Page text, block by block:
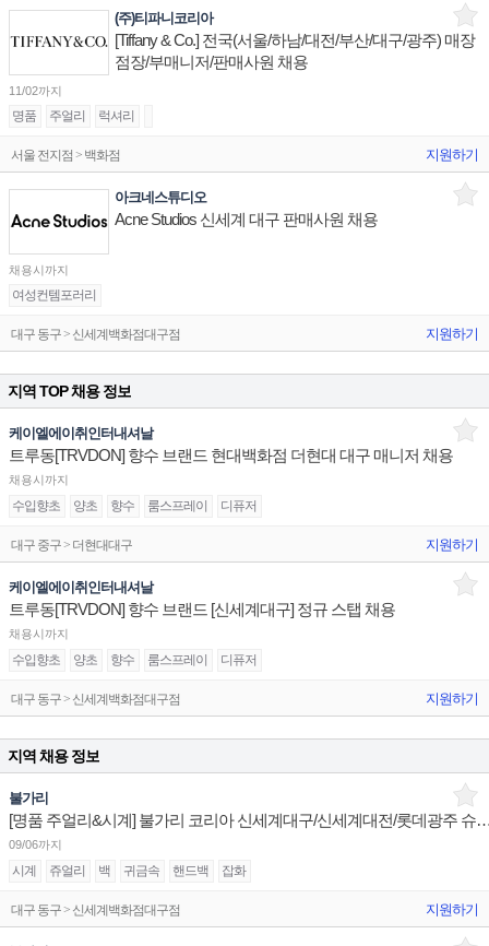
(주)티파니코리아
[Tiffany & Co.] 전국(서울/하남/대전/부산/대구/광주) 매장
점장/부매니저/판매사원 채용
11/02까지
명품 주얼리 럭셔리
서울 전지점 > 백화점 지원하기
아크네스튜디오
Acne Studios 신세계 대구 판매사원 채용
채용시까지
여성컨템포러리
대구 동구 > 신세계백화점대구점 지원하기
지역 TOP 채용 정보
케이엘에이취인터내셔날
트루동[TRVDON] 향수 브랜드 현대백화점 더현대 대구 매니저 채용
채용시까지
수입향초 양초 향수 룸스프레이 디퓨저
대구 중구 > 더현대대구 지원하기
케이엘에이취인터내셔날
트루동[TRVDON] 향수 브랜드 [신세계대구] 정규 스탭 채용
채용시까지
수입향초 양초 향수 룸스프레이 디퓨저
대구 동구 > 신세계백화점대구점 지원하기
지역 채용 정보
불가리
[명품 주얼리&시계] 불가리 코리아 신세계대구/신세계
09/06까지
시계 쥬얼리 백 귀금속 핸드백 잡화
대구 동구 > 신세계백화점대구점 지원하기